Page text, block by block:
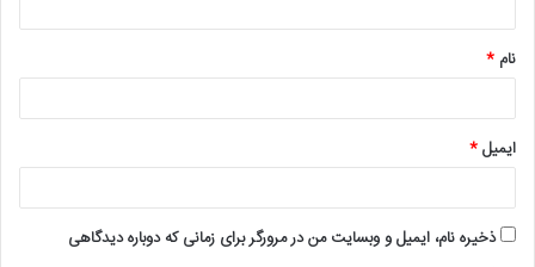
*
نام *
ایمیل*
ذخیره نام، ایمیل و وبسایت من در مرورگر برای زمانی که دوباره دیدگاهی